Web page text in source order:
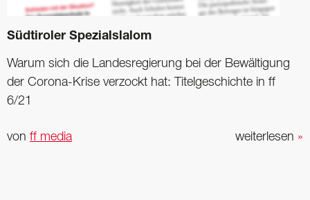
Südtiroler Spezialslalom
Warum sich die Landes­regierung bei der Bewältigung
der Corona-Krise verzockt hat: Titel­geschichte in ff
6/21
weiterlesen »
von ff media